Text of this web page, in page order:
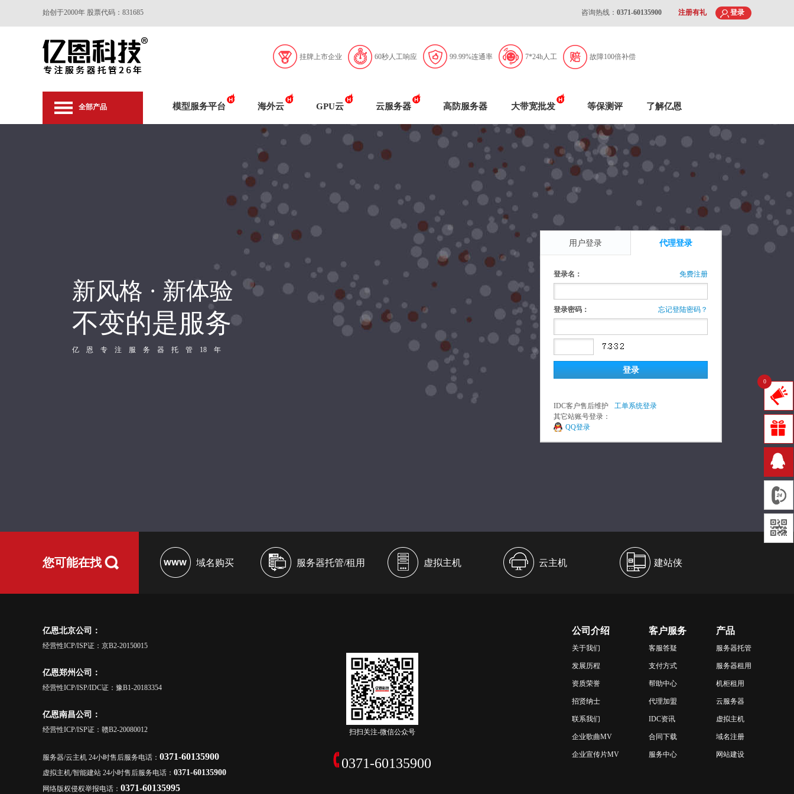
始创于2000年 股票代码：831685 咨询热线： 0371-60135900 注册有礼 登录
挂牌上市企业 60秒人工响应 99.99%连通率 7*24h人工 故障100倍补偿
全部产品 模型服务平台 海外云 GPU云 云服务器 高防服务器 大带宽批发 等保测评 了解亿恩
新风格 · 新体验
不变的是服务
亿 恩 专 注 服 务 器 托 管 18 年
用户登录 代理登录
免费注册
登录名：
忘记登陆密码？
登录密码：
IDC客户售后维护
工单系统登录
其它站账号登录：
QQ登录
您可能在找 域名购买 服务器托管/租用 虚拟主机 云主机 建站侠
亿恩北京公司：
经营性ICP/ISP证：京B2-20150015
亿恩郑州公司：
经营性ICP/ISP/IDC证：豫B1-20183354
亿恩南昌公司：
经营性ICP/ISP证：赣B2-20080012
服务器/云主机 24小时售后服务电话： 0371-60135900
虚拟主机/智能建站 24小时售后服务电话： 0371-60135900
网络版权侵权举报电话： 0371-60135995
扫扫关注-微信公众号
0371-60135900
产品
服务器托管
服务器租用
机柜租用
云服务器
虚拟主机
域名注册
网站建设
客户服务
客服答疑
支付方式
帮助中心
代理加盟
IDC资讯
合同下载
服务中心
公司介绍
关于我们
发展历程
资质荣誉
招贤纳士
联系我们
企业歌曲MV
企业宣传片MV
0